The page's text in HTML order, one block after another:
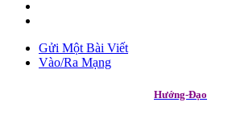
Gửi Một Bài Viết
Vào/Ra Mạng
Hướng-Đạo